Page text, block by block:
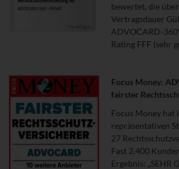
bewertet, die
Vertragsdauer
ADVOCARD-
Rating FFF (sehr
Focus Money:
fairster
Focus Money hat
repräsentativen
27
Fast 2.400
Ergebnis: „SEHR